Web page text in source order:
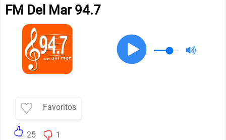
FM Del Mar 94.7
Favoritos
25 1